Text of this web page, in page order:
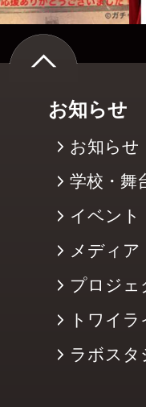
お知らせ
お知らせ
学校・舞
イベント
メディア
プロジェ
トワイ
ラボスタ